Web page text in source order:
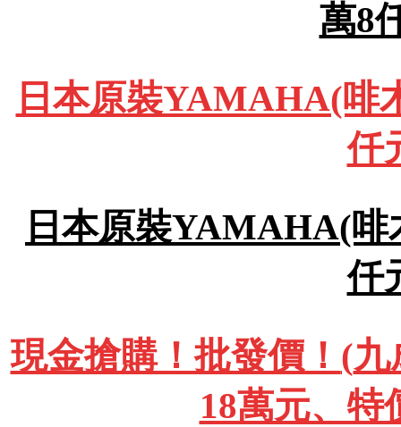
萬8
日本原裝YAMAHA(啡
仟
日本原裝YAMAHA(
仟
現金搶購！批發價！ (
18萬元、特